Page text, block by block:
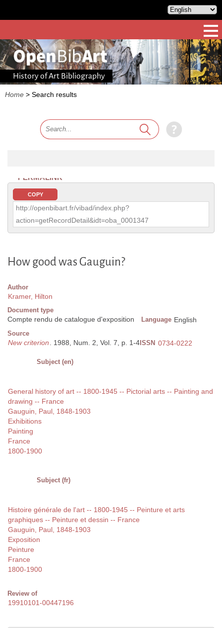
History of Art Bibliography
Home > Search results
PERMALINK
COPY
http://openbibart.fr/vibad/index.php?
action=getRecordDetail&idt=oba_0001347
How good was Gauguin?
Author
Kramer, Hilton
Document type
Compte rendu de catalogue d'exposition Language English
Source
New criterion. 1988, Num. 2, Vol. 7, p. 1-4 ISSN 0734-0222
Subject (en)
General history of art -- 1800-1945 -- Pictorial arts -- Painting and
drawing -- France
Gauguin, Paul, 1848-1903
Exhibitions
Painting
France
1800-1900
Subject (fr)
Histoire générale de l'art -- 1800-1945 -- Peinture et arts
graphiques -- Peinture et dessin -- France
Gauguin, Paul, 1848-1903
Exposition
Peinture
France
1800-1900
Review of
19910101-00447196